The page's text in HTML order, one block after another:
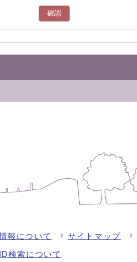
確認
報について サイトマップ
検索について